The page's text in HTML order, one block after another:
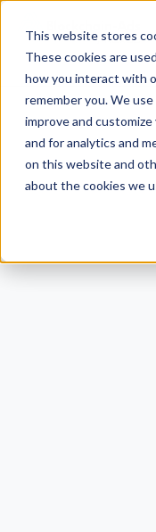
This website stores
These cookies are
how you interact with
remember you. We
improve and
and for analytics and
on this website and
about the cookies we
2026년 고
그램 10선
Emmanuella
보험 분야에서 고객
신가요? 제휴 프로그
이러한 프로그램을
트너십을 맺고 해당